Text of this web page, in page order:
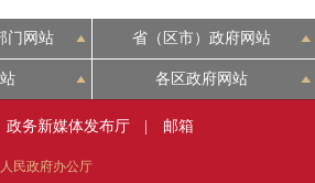
门网站 省（区市）政府网站
各区政府网站
政务新媒体发布厅 邮箱
民政府办公厅